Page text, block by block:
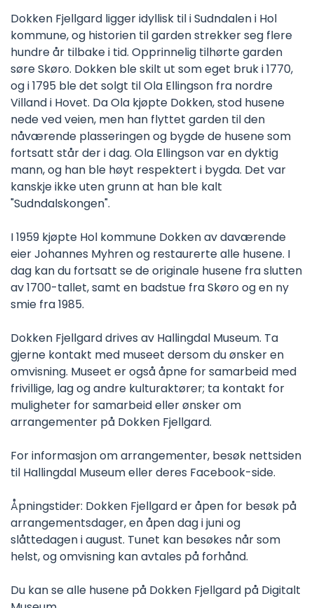
Dokken Fjellgard ligger idyllisk til i Sudndalen i Hol
kommune, og historien til garden strekker seg flere
hundre år tilbake i tid. Opprinnelig tilhørte garden
søre Skøro. Dokken ble skilt ut som eget bruk i 1770,
og i 1795 ble det solgt til Ola Ellingson fra nordre
Villand i Hovet. Da Ola kjøpte Dokken, stod husene
nede ved veien, men han flyttet garden til den
nåværende plasseringen og bygde de husene som
fortsatt står der i dag. Ola Ellingson var en dyktig
mann, og han ble høyt respektert i bygda. Det var
kanskje ikke uten grunn at han ble kalt
"Sudndalskongen".
I 1959 kjøpte Hol kommune Dokken av daværende
eier Johannes Myhren og restaurerte alle husene. I
dag kan du fortsatt se de originale husene fra slutten
av 1700-tallet, samt en badstue fra Skøro og en ny
smie fra 1985.
Dokken Fjellgard drives av Hallingdal Museum. Ta
gjerne kontakt med museet dersom du ønsker en
omvisning. Museet er også åpne for samarbeid med
frivillige, lag og andre kulturaktører; ta kontakt for
muligheter for samarbeid eller ønsker om
arrangementer på Dokken Fjellgard.
For informasjon om arrangementer, besøk nettsiden
til Hallingdal Museum eller deres Facebook-side.
Åpningstider: Dokken Fjellgard er åpen for besøk på
arrangementsdager, en åpen dag i juni og
slåttedagen i august. Tunet kan besøkes når som
helst, og omvisning kan avtales på forhånd.
Du kan se alle husene på Dokken Fjellgard på Digitalt